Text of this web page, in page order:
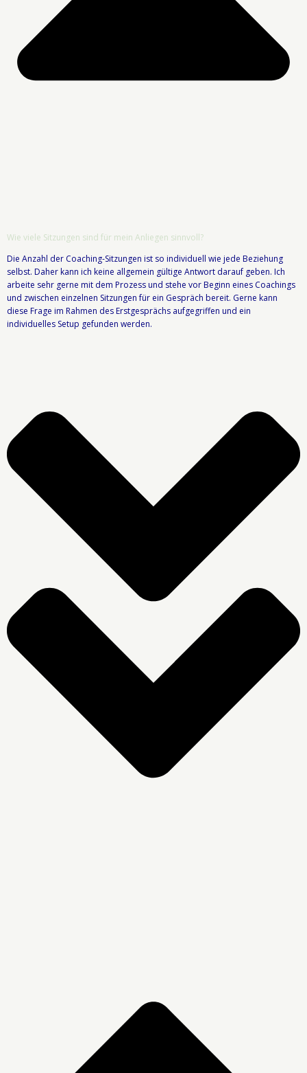
Wie viele Sitzungen sind für mein Anliegen sinnvoll?
Die Anzahl der Coaching-Sitzungen ist so individuell wie jede Beziehung
selbst. Daher kann ich keine allgemein gültige Antwort darauf geben. Ich
arbeite sehr gerne mit dem Prozess und stehe vor Beginn eines Coachings
und zwischen einzelnen Sitzungen für ein Gespräch bereit. Gerne kann
diese Frage im Rahmen des Erstgesprächs aufgegriffen und ein
individuelles Setup gefunden werden.